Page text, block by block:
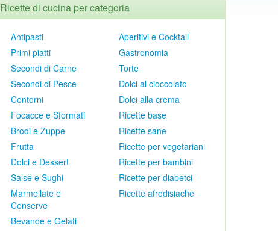
Ricette di cucina per categoria
Antipasti
Primi piatti
Secondi di Carne
Secondi di Pesce
Contorni
Focacce e Sformati
Brodi e Zuppe
Frutta
Dolci e Dessert
Salse e Sughi
Marmellate e
Conserve
Bevande e Gelati
Aperitivi e Cocktail
Gastronomia
Torte
Dolci al cioccolato
Dolci alla crema
Ricette base
Ricette sane
Ricette per vegetariani
Ricette per bambini
Ricette per diabetci
Ricette afrodisiache